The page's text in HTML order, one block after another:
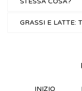
GRASSI E LATTE:
INIZIO